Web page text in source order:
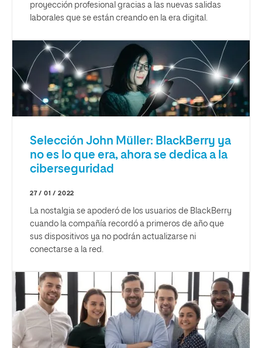
proyección profesional gracias a las nuevas salidas
laborales que se están creando en la era digital.
Selección John Müller: BlackBerry ya
no es lo que era, ahora se dedica a la
ciberseguridad
27 / 01 / 2022
La nostalgia se apoderó de los usuarios de BlackBerry
cuando la compañía recordó a primeros de año que
sus dispositivos ya no podrán actualizarse ni
conectarse a la red.